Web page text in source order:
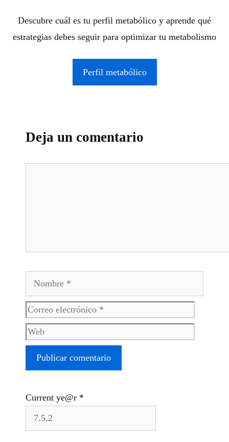
Descubre cuál es tu perfil metabólico y aprende qué
estrategias debes seguir para optimizar tu metabolismo
Perfil metabólico
Deja un comentario
Nombre
Correo
electrónico
Current ye@r *